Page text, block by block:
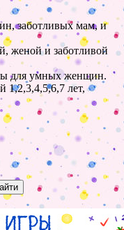
заботливых мам, и
женой и заботливой
для умных женщин.
1,2,3,4,5,6,7 лет,